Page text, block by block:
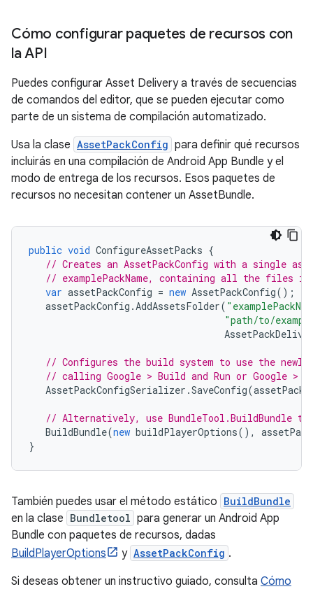
Cómo configurar paquetes de recursos con
la API
Puedes configurar Asset Delivery a través de secuencias
de comandos del editor, que se pueden ejecutar como
parte de un sistema de compilación automatizado.
Usa la clase AssetPackConfig para definir qué recursos
incluirás en una compilación de Android App Bundle y el
modo de entrega de los recursos. Esos paquetes de
recursos no necesitan contener un AssetBundle.
public void ConfigureAssetPacks {
// Creates an AssetPackConfig with a single
// examplePackName, containing all the files in
var assetPackConfig = new AssetPackConfig();
assetPackConfig . AddAssetsFolder(
"path/to/
// Configures the build system to use the newly
// calling Google > Build and Run or Google >
AssetPackConfigSerializer .SaveConfig(
// Alternatively, use BundleTool.BuildBundle
BuildBundle(new buildPlayerOptions(),
}
También puedes usar el método estático BuildBundle
en la clase Bundletool para generar un Android App
Bundle con paquetes de recursos, dadas
BuildPlayerOptions
y AssetPackConfig .
Si deseas obtener un instructivo guiado, consulta Cómo